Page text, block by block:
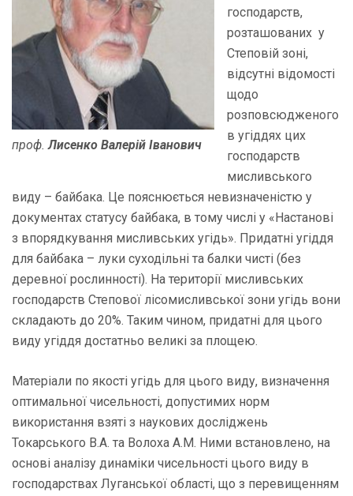
проф. Лисенко Валерій Іванович
господарств,
розташованих у
Степовій зоні,
відсутні відомості
щодо
розповсюдженого
в угіддях цих
господарств
мисливського
виду – байбака. Це пояснюється невизначеністю у
документах статусу байбака, в тому числі у «Настанові
з впорядкування мисливських угідь». Придатні угіддя
для байбака – луки суходільні та балки чисті (без
деревної рослинності). На території мисливських
господарств Степової лісомисливської зони угідь вони
складають до 20%. Таким чином, придатні для цього
виду угіддя достатньо великі за площею.
Матеріали по якості угідь для цього виду, визначення
оптимальної чисельності, допустимих норм
використання взяті з наукових досліджень
Токарського В.А. та Волоха А.М. Ними встановлено, на
основі аналізу динаміки чисельності цього виду в
господарствах Луганської області, що з перевищенням